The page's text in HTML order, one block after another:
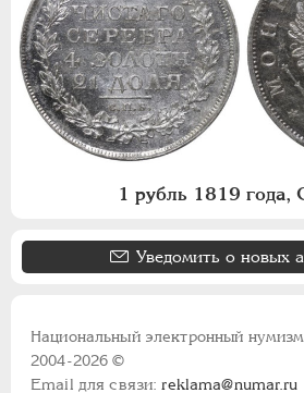
1 рубль 1819
Уведомить о новых
Национальный электронный
2004-2026 ©
Email для связи:reklama@numar.ru